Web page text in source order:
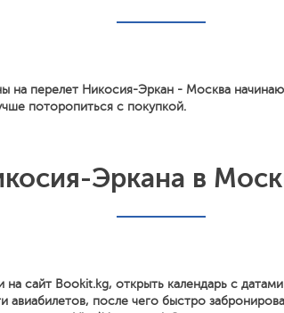
на перелет Никосия-Эркан - Москва
поторопиться с покупкой.
Эркана в
на сайт Bookit.kg, открыть календарь с
авиабилетов, после чего быстро